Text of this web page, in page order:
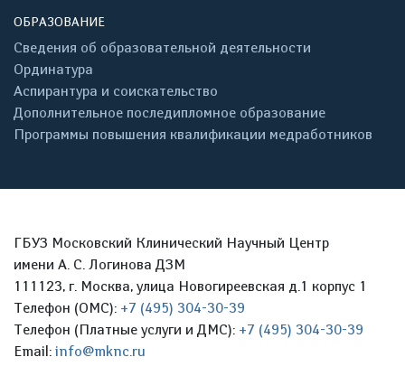
ОБРАЗОВАНИЕ
Сведения об образовательной деятельности
Ординатура
Аспирантура и соискательство
Дополнительное последипломное образование
Программы повышения квалификации медработников
ГБУЗ Московский Клинический Научный Центр
имени А. С. Логинова ДЗМ
111123, г. Москва, улица Новогиреевская д.1 корпус 1
Телефон (ОМС): +7 (495) 304-30-39
Телефон (Платные услуги и ДМС): +7 (495) 304-30-39
Email: info@mknc.ru